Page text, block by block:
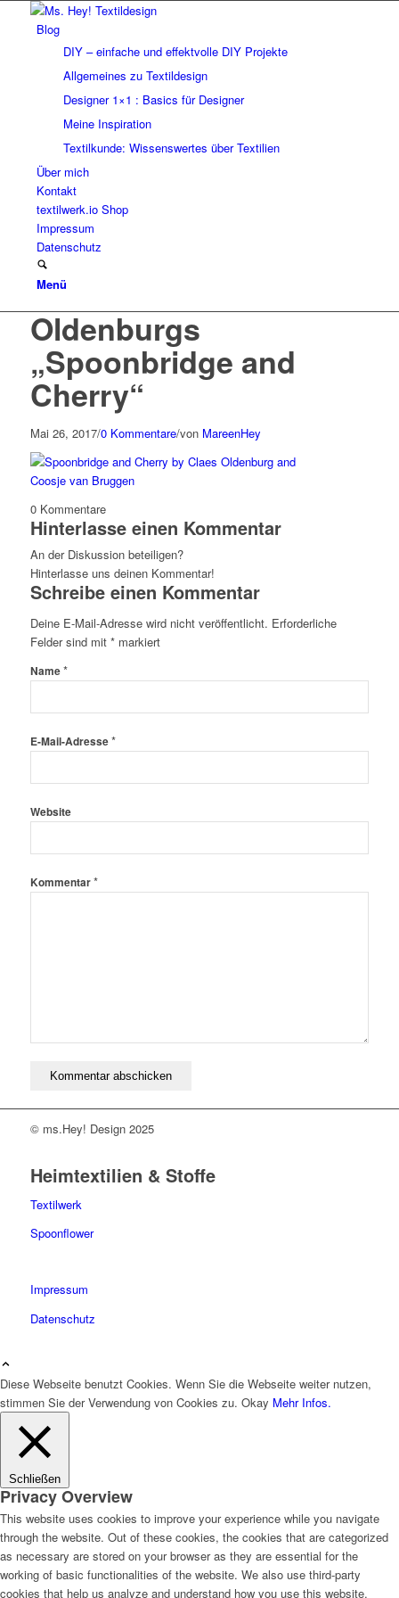
Blog
DIY – einfache und effektvolle DIY Projekte
Allgemeines zu Textildesign
Designer 1×1 : Basics für Designer
Meine Inspiration
Textilkunde: Wissenswertes über Textilien
Über mich
Kontakt
textilwerk.io Shop
Impressum
Datenschutz
Menü
Oldenburgs
„Spoonbridge and
Cherry“
Mai 26, 2017/0 Kommentare/von MareenHey
0 Kommentare
Hinterlasse einen Kommentar
An der Diskussion beteiligen?
Hinterlasse uns deinen Kommentar!
Schreibe einen Kommentar
Deine E-Mail-Adresse wird nicht veröffentlicht. Erforderliche
Felder sind mit *markiert
Name*
E-Mail-Adresse*
Website
Kommentar*
© ms.Hey! Design 2025
Heimtextilien & Stoffe
Textilwerk
Spoonflower
Impressum
Datenschutz
Diese Webseite benutzt Cookies. Wenn Sie die Webseite weiter nutzen,
stimmen Sie der Verwendung von Cookies zu. Okay Mehr Infos.
Schließen
Privacy Overview
This website uses cookies to improve your experience while you navigate
through the website. Out of these cookies, the cookies that are categorized
as necessary are stored on your browser as they are essential for the
working of basic functionalities of the website. We also use third-party
cookies that help us analyze and understand how you use this website.